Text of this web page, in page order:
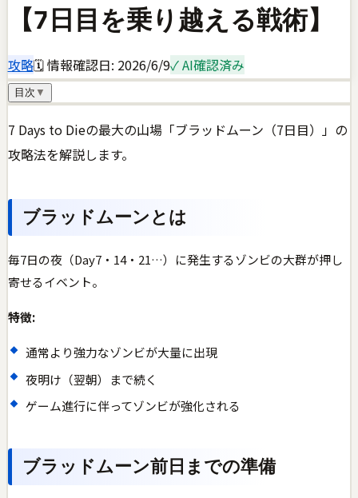
【7日目を乗り越える戦術】
攻略🗓 情報確認日: 2026/6/9✓ AI確認済み
目次 ▼
7 Days to Dieの最大の山場「ブラッドムーン（7日目）」の
攻略法を解説します。
ブラッドムーンとは
毎7日の夜（Day7・14・21…）に発生するゾンビの大群が押し
寄せるイベント。
特徴:
通常より強力なゾンビが大量に出現
夜明け（翌朝）まで続く
ゲーム進行に伴ってゾンビが強化される
ブラッドムーン前日までの準備